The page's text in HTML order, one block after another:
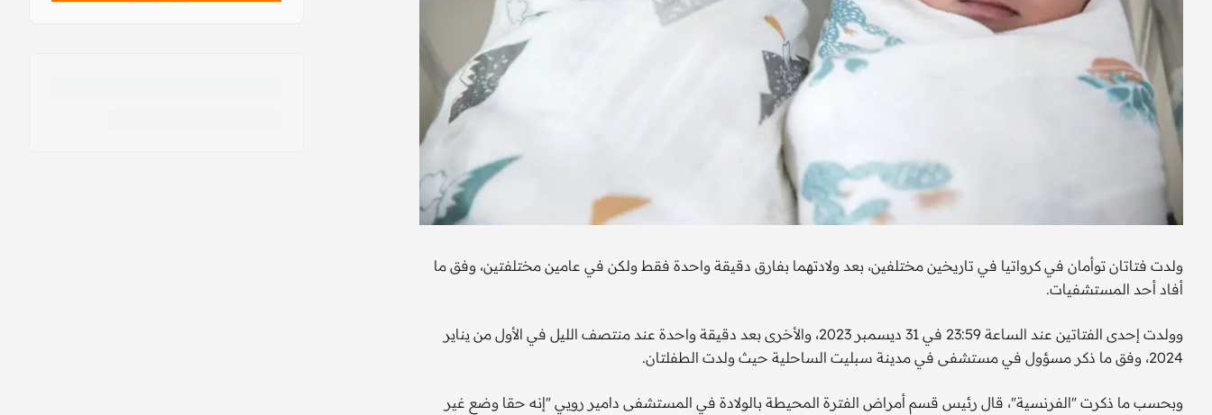
ولدت فتاتان توأمان في كرواتيا في تاريخين مختلفين، بعد ولادتهما بفارق دقيقة واحدة فقط ولكن في عامين مختلفتين، وفق ما
أفاد أحد المستشفيات.
وولدت إحدى الفتاتين عند الساعة 23:59 في 31 ديسمبر 2023، والأخرى بعد دقيقة واحدة عند منتصف الليل في الأول من يناير
2024، وفق ما ذكر مسؤول في مستشفى في مدينة سبليت الساحلية حيث ولدت الطفلتان.
وبحسب ما ذكرت "الفرنسية"، قال رئيس قسم أمراض الفترة المحيطة بالولادة في المستشفى دامير رويي "إنه حقا وضع غير